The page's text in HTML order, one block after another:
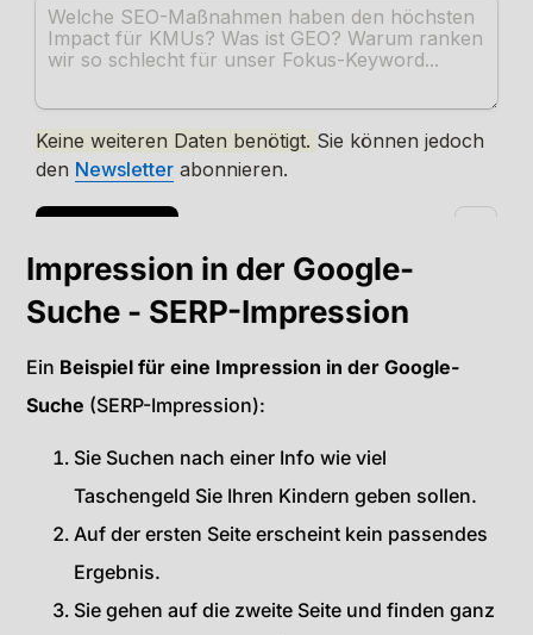
Impression in der Google-
Suche - SERP-Impression
Ein Beispiel für eine Impression in der Google-
Suche (SERP-Impression):
Sie Suchen nach einer Info wie viel
Taschengeld Sie Ihren Kindern geben sollen.
Auf der ersten Seite erscheint kein passendes
Ergebnis.
Sie gehen auf die zweite Seite und finden ganz